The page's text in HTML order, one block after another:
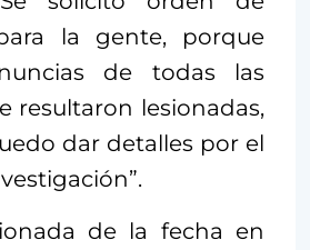
la gente, porque
de todas las
resultaron lesionadas,
dar detalles por el
de la fecha en